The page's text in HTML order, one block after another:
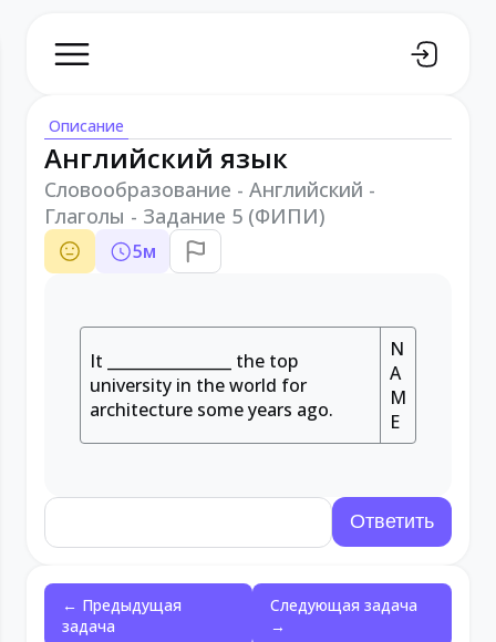
Описание
Английский язык
Словообразование - Английский -
Глаголы - Задание 5 (ФИПИ)
5м
It ________________ the top
university in the world for
architecture some years ago.
N
A
M
E
← Предыдущая
задача
Следующая задача
→